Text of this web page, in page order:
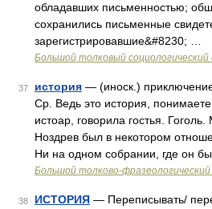
обладавших письменностью;
сохранились письменные
зарегистрировавшие&#8230; …
Большой толковый социологический
37 история — (иноск.)
Ср. Ведь это история,
истоар, говорила гостья.
Ноздрев был в некотором
Ни на одном собрании, где он
Большой толково-фразеологический
38 ИСТОРИЯ — Переписывать/